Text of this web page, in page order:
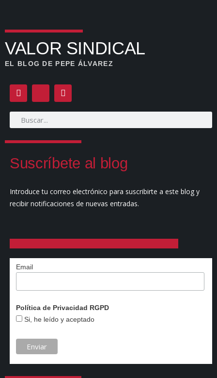
VALOR SINDICAL
EL BLOG DE PEPE ÁLVAREZ
Suscríbete al blog
Introduce tu correo electrónico para suscribirte a este blog y
recibir notificaciones de nuevas entradas.
Email
Política de Privacidad RGPD
Si, he leído y aceptado